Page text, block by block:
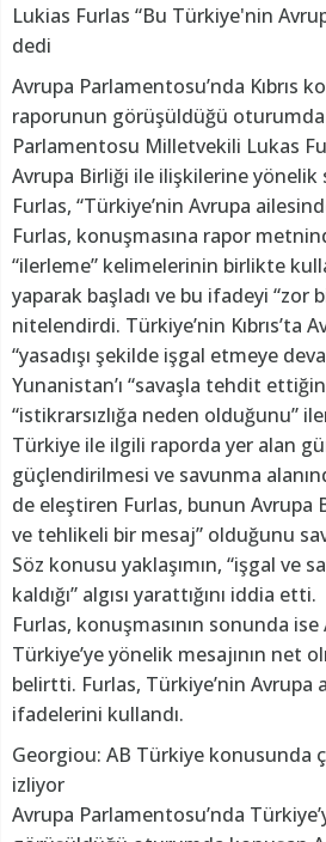
Lukias Furlas “Bu Türkiye'nin
dedi
Avrupa Parlamentosu’nda Kıbrıs
raporunun görüşüldüğü oturumda
Parlamentosu Milletvekili Lukas
Avrupa Birliği ile ilişkilerine yönelik
Furlas, “Türkiye’nin Avrupa
Furlas, konuşmasına rapor
“ilerleme” kelimelerinin birlikte
yaparak başladı ve bu ifadeyi “zor
nitelendirdi. Türkiye’nin Kıbrıs’ta
“yasadışı şekilde işgal etmeye
Yunanistan’ı “savaşla tehdit
“istikrarsızlığa neden olduğunu”
Türkiye ile ilgili raporda yer alan
güçlendirilmesi ve savunma
de eleştiren Furlas, bunun Avrupa
ve tehlikeli bir mesaj” olduğunu
Söz konusu yaklaşımın, “işgal ve
kaldığı” algısı yarattığını iddia etti.
Furlas, konuşmasının sonunda ise
Türkiye’ye yönelik mesajının net
belirtti. Furlas, Türkiye’nin Avrupa
ifadelerini kullandı.
Georgiou: AB Türkiye konusunda
izliyor
Avrupa Parlamentosu’nda